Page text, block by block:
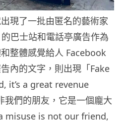
現了一批由匿名的藝術家
巴士站和電話亭廣告作為
整體感覺給人 Facebook
內的文字，則出現「Fake
it’s a great revenue
我們的朋友，它是一個龐大
misuse is not our friend,